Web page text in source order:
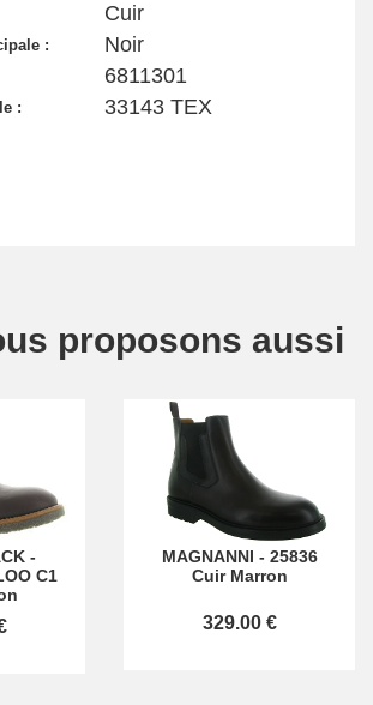
Cuir
: Noir
6811301
: 33143 TEX
proposons aussi
-
C1
MAGNANNI - 25836
Cuir Marron
329.00 €